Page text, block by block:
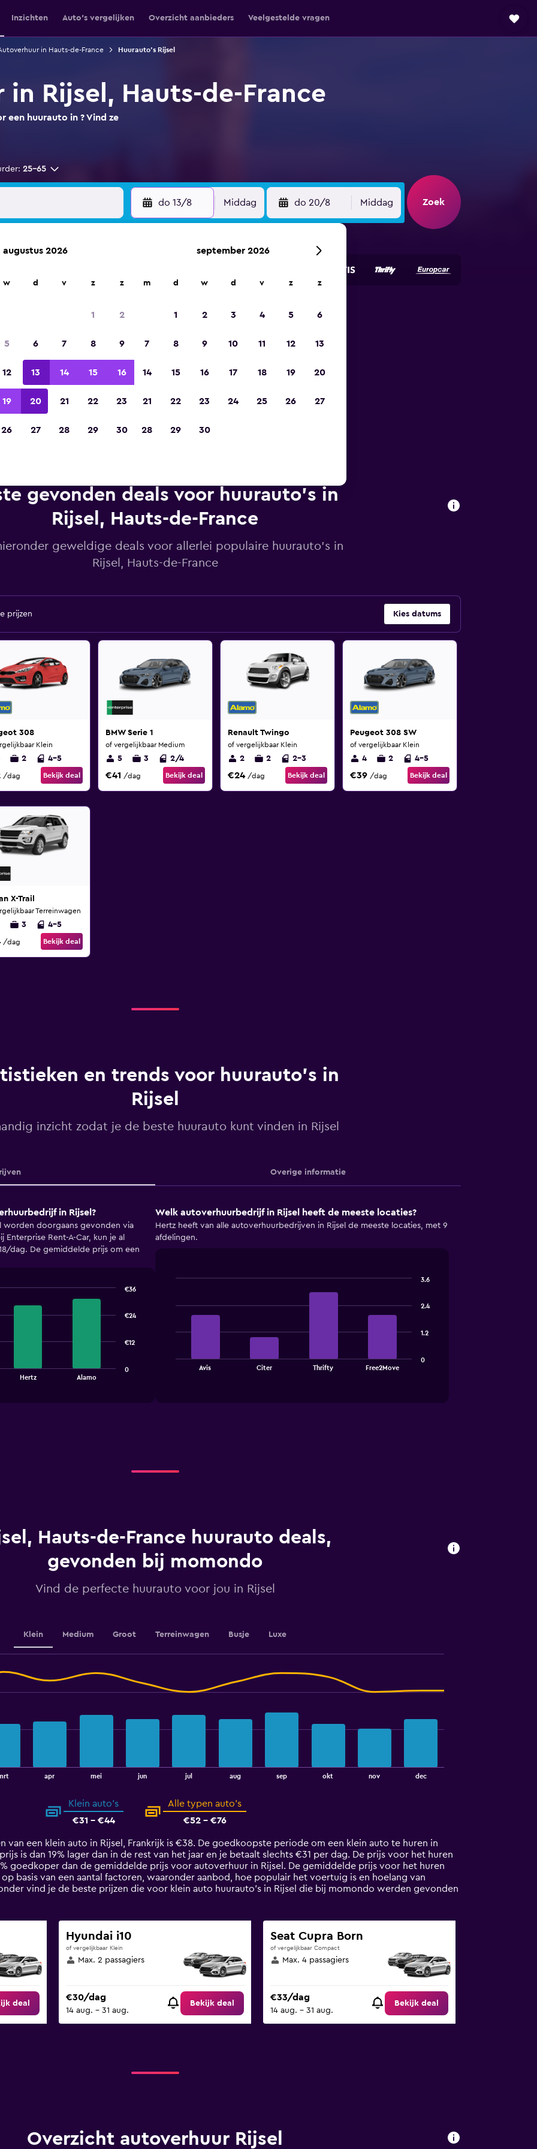
Inzichten Auto's vergelijken Overzicht aanbieders Veelgestelde vragen
in Hauts-de-France Huurauto's Rijsel
Rijsel, Hauts-de-France
een huurauto in ? Vind ze
25-65
do 13/8 Middag do 20/8 Middag Zoek
meer dan 70.000 locaties met momondo.
app 2023
gevonden deals voor huurauto's in
Rijsel, Hauts-de-France
geweldige deals voor allerlei populaire huurauto's in
Rijsel, Hauts-de-France
prijzen Kies datums
308
Klein
2 4-5
/dag Bekijk deal
BMW Serie 1
of vergelijkbaar Medium
5 3 2/4
€41 /dag Bekijk deal
Renault Twingo
of vergelijkbaar Klein
2 2 2-3
€24 /dag Bekijk deal
Peugeot 308 SW
of vergelijkbaar Klein
4 2 4-5
€39 /dag Bekijk deal
X-Trail
Terreinwagen
3 4-5
/dag Bekijk deal
en trends voor huurauto's in
Rijsel
inzicht zodat je de beste huurauto kunt vinden in Rijsel
Overige informatie
in Rijsel?
worden doorgaans gevonden via
Enterprise Rent-A-Car, kun je al
dag. De gemiddelde prijs om een
Hertz Alamo
0
€12
€24
€36
Welk autoverhuurbedrijf in Rijsel heeft de meeste locaties?
Hertz heeft van alle autoverhuurbedrijven in Rijsel de meeste locaties, met 9
afdelingen.
axis
displaying
values.
Range:
to
Avis Citer Thrifty Free2Move
0
1.2
2.4
3.6
Hauts-de-France huurauto deals,
gevonden bij momondo
Vind de perfecte huurauto voor jou in Rijsel
Klein Medium Groot Terreinwagen Busje Luxe
apr mei jun jul aug sep okt nov dec
Klein auto's
€31 - €44
Alle typen auto's
€52 - €76
van een klein auto in Rijsel, Frankrijk is €38. De goedkoopste periode om een klein auto te huren in
is dan 19% lager dan in de rest van het jaar en je betaalt slechts €31 per dag. De prijs voor het huren
goedkoper dan de gemiddelde prijs voor autoverhuur in Rijsel. De gemiddelde prijs voor het huren
basis van een aantal factoren, waaronder aanbod, hoe populair het voertuig is en hoelang van
vind je de beste prijzen die voor klein auto huurauto's in Rijsel die bij momondo werden gevonden
deal
Hyundai i10
of vergelijkbaar Klein
Max. 2 passagiers
€30/dag
14 aug. - 31 aug.
Bekijk deal
Seat Cupra Born
of vergelijkbaar Compact
Max. 4 passagiers
€33/dag
14 aug. - 31 aug.
Bekijk deal
Overzicht autoverhuur Rijsel
augustus 2026
w d v z z
1 2
5 6 7 8 9
12 13 14 15 16
19 20 21 22 23
26 27 28 29 30
september 2026
m d w d v z z
1 2 3 4 5 6
7 8 9 10 11 12 13
14 15 16 17 18 19 20
21 22 23 24 25 26 27
28 29 30